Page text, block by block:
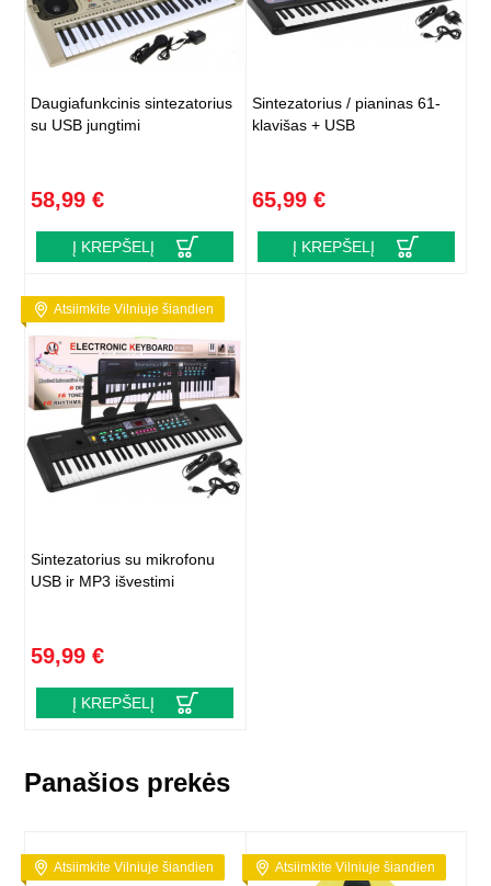
Daugiafunkcinis sintezatorius
su USB jungtimi
58,99 €
Į KREPŠELĮ
Sintezatorius / pianinas 61-
klavišas + USB
65,99 €
Į KREPŠELĮ
Atsiimkite Vilniuje šiandien
Sintezatorius su mikrofonu
USB ir MP3 išvestimi
59,99 €
Į KREPŠELĮ
Panašios prekės
Atsiimkite Vilniuje šiandien Atsiimkite Vilniuje šiandien